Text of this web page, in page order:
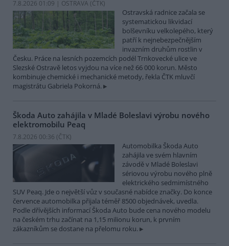
7.8.2026 01:09 | OSTRAVA (ČTK)
Ostravská radnice začala se
systematickou likvidací
bolševníku velkolepého, který
patří k nejnebezpečnějším
invazním druhům rostlin v
Česku. Práce na lesních pozemcích podél Trnkovecké ulice ve
Slezské Ostravě letos vyjdou na více než 66 000 korun. Město
kombinuje chemické i mechanické metody, řekla ČTK mluvčí
magistrátu Gabriela Pokorná.
Škoda Auto zahájila v Mladé Boleslavi výrobu nového
elektromobilu Peaq
7.8.2026 00:36 (ČTK)
Automobilka Škoda Auto
zahájila ve svém hlavním
závodě v Mladé Boleslavi
sériovou výrobu nového plně
elektrického sedmimístného
SUV Peaq. Jde o největší vůz v současné nabídce značky. Do konce
července automobilka přijala téměř 8500 objednávek, uvedla.
Podle dřívějších informací Škoda Auto bude cena nového modelu
na českém trhu začínat na 1,15 milionu korun, k prvním
zákazníkům se dostane na přelomu roku.